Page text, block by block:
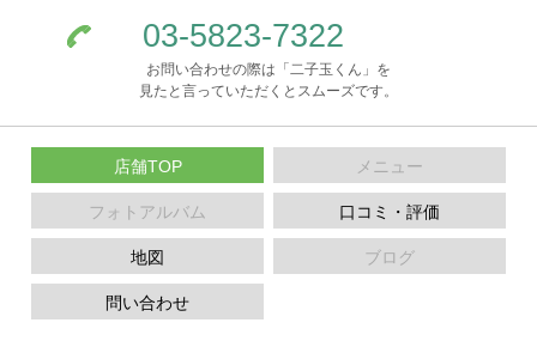
03-5823-7322
お問い合わせの際は「二子玉くん」を
見たと言っていただくとスムーズです。
店舗TOP メニュー
フォトアルバム 口コミ・評価
地図 ブログ
問い合わせ